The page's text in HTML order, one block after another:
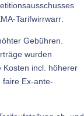
Tarifwirrwarr:
Gebühren.
wurden
Kosten incl. höherer
faire Ex-ante-